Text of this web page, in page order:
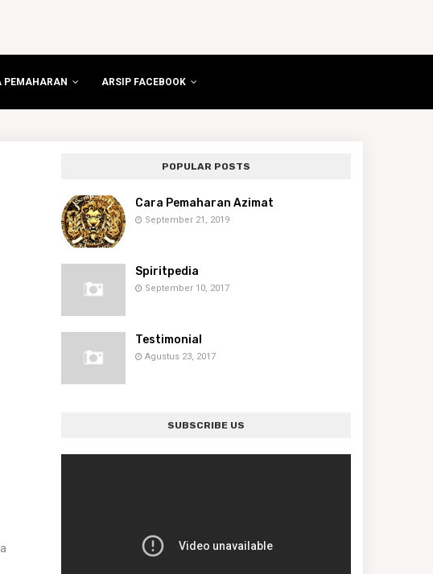
PEMAHARAN ARSIP FACEBOOK
POPULAR POSTS
Cara Pemaharan Azimat
September 21, 2019
Spiritpedia
September 10, 2017
Testimonial
Agustus 23, 2017
SUBSCRIBE US